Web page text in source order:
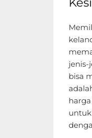
jenis-
bisa